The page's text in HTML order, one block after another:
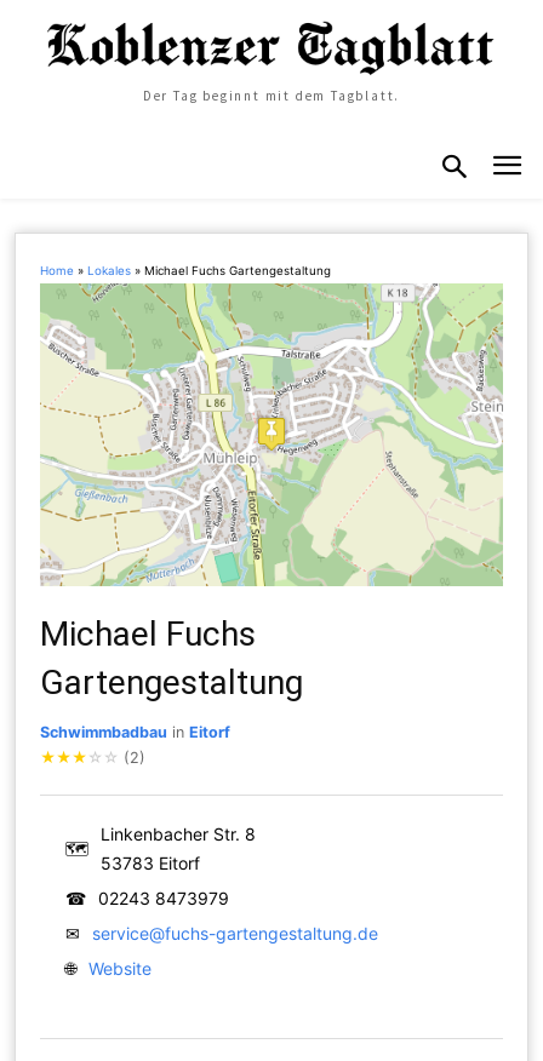
Der Tag beginnt mit dem Tagblatt.
Home »Lokales »Michael Fuchs Gartengestaltung
Michael Fuchs
Gartengestaltung
Schwimmbadbau inEitorf
★★★ ☆ ☆ (2)
🗺
Linkenbacher Str. 8
53783 Eitorf
☎
02243 8473979
✉
service@fuchs-gartengestaltung.de
🌐 Website